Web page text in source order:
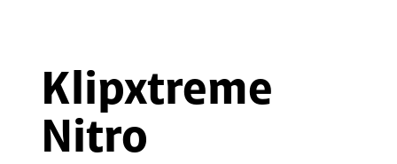
Klipxtreme
Nitro